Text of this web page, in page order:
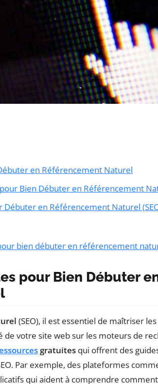
en Référencement Naturel
Bien Débuter en Référencement
en Référencement Naturel
bien débuter en référencement
pour Bien Débuter
(SEO), il est essentiel de maîtriser
votre site web sur les moteurs de
gratuites qui offrent des
Par exemple, des plateformes
qui aident à comprendre